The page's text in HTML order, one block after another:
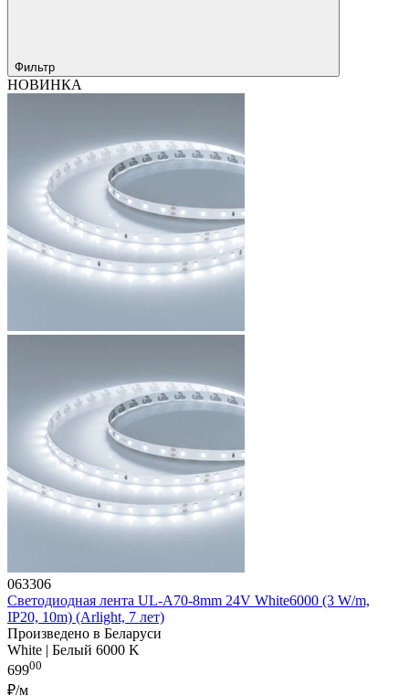
Фильтр
НОВИНКА
063306
Светодиодная лента UL-A70-8mm 24V White6000 (3 W/m,
IP20, 10m) (Arlight, 7 лет)
Произведено в Беларуси
White | Белый 6000 K
69900
₽/м